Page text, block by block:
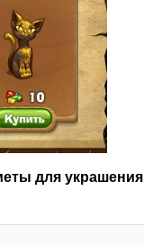
для украшения